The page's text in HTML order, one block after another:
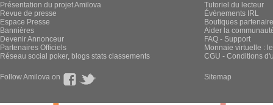
Présentation du projet Amilova
Revue de presse
Espace Presse
Bannières
Devenir Annonceur
Partenaires Officiels
Réseau social poker, blogs stats classements
Tutoriel du lecteur
Évènements IRL
Boutiques
Aider la
FAQ - Support
Monnaie virtuelle :
CGU - Conditions
Follow Amilova on Sitemap